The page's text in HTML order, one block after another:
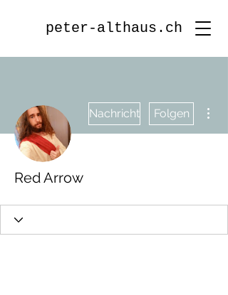
peter-althaus.ch
Nachricht Folgen
Red Arrow